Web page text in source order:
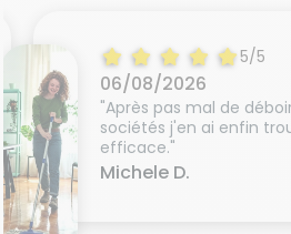
5/5
06/08/2026
"Après pas mal de
sociétés j'en ai enfin
efficace."
Michele D.